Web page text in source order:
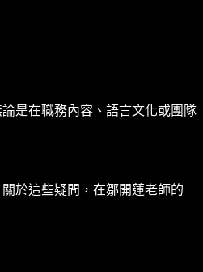
是在職務內容、語言文化或團隊
於這些疑問，在鄒開蓮老師的